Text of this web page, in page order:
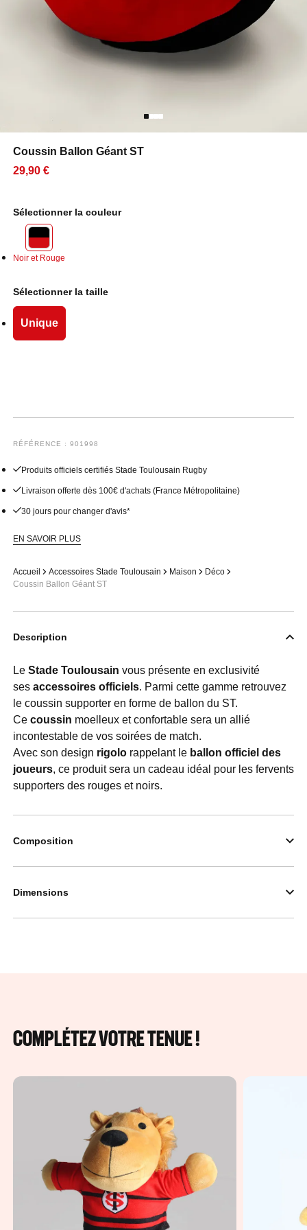
Coussin Ballon Géant ST
29,90 €
Sélectionner la couleur
Noir et Rouge
Sélectionner la taille
Unique
RÉFÉRENCE : 901998
Produits officiels certifiés Stade Toulousain Rugby
Livraison offerte dès 100€ d'achats (France Métropolitaine)
30 jours pour changer d'avis*
EN SAVOIR PLUS
Accueil Accessoires Stade Toulousain Maison
Déco
Coussin Ballon Géant ST
Description
Le Stade Toulousain vous présente en exclusivité
sesaccessoires officiels. Parmi cette gamme retrouvez
le coussin supporter en forme de ballon du ST.
Ce coussin moelleux et confortable sera un allié
incontestable de vos soirées de match.
Avec son design rigolo rappelant leballon officiel des
joueurs, ce produit sera un cadeau idéal pour les fervents
supporters des rouges et noirs.
Composition
Dimensions
COMPLÉTEZ VOTRE TENUE !